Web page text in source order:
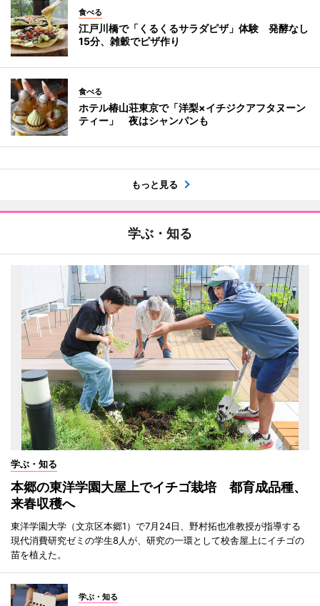
食べる
江戸川橋で「くるくるサラダピザ」体験 発酵なし
15分、雑穀でピザ作り
食べる
ホテル椿山荘東京で「洋梨×イチジクアフタヌーン
ティー」 夜はシャンパンも
もっと見る
学ぶ・知る
学ぶ・知る
本郷の東洋学園大屋上でイチゴ栽培 都育成品種、
来春収穫へ
東洋学園大学（文京区本郷1）で7月24日、野村拓也准教授が指導する
現代消費研究ゼミの学生8人が、研究の一環として校舎屋上にイチゴの
苗を植えた。
学ぶ・知る